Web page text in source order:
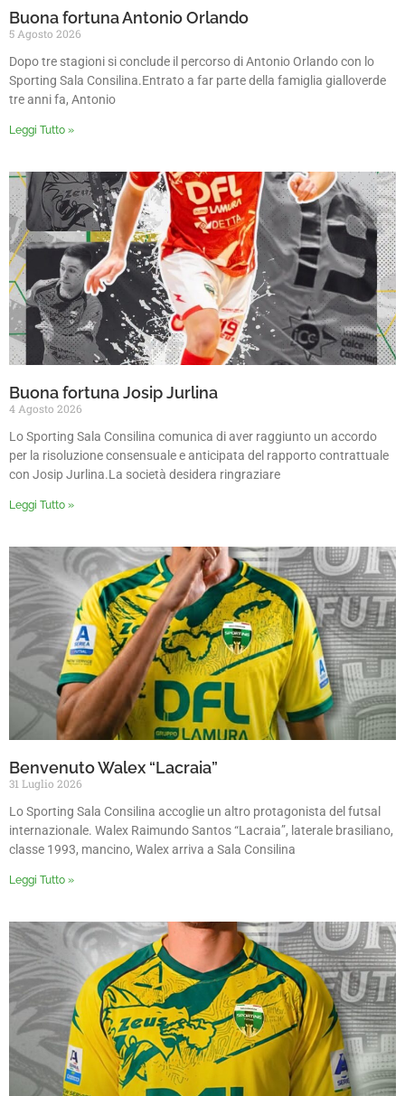
Buona fortuna Antonio Orlando
5 Agosto 2026
Dopo tre stagioni si conclude il percorso di Antonio Orlando con lo
Sporting Sala Consilina.Entrato a far parte della famiglia gialloverde
tre anni fa, Antonio
Leggi Tutto »
Buona fortuna Josip Jurlina
4 Agosto 2026
Lo Sporting Sala Consilina comunica di aver raggiunto un accordo
per la risoluzione consensuale e anticipata del rapporto contrattuale
con Josip Jurlina.La società desidera ringraziare
Leggi Tutto »
Benvenuto Walex “Lacraia”
31 Luglio 2026
Lo Sporting Sala Consilina accoglie un altro protagonista del futsal
internazionale. Walex Raimundo Santos “Lacraia”, laterale brasiliano,
classe 1993, mancino, Walex arriva a Sala Consilina
Leggi Tutto »